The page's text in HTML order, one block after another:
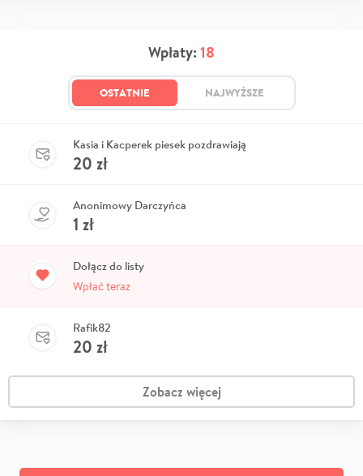
Wpłaty: 18
OSTATNIE NAJWYŻSZE
Kasia i Kacperek piesek pozdrawiają
20 zł
Anonimowy Darczyńca
1 zł
Dołącz do listy
Wpłać teraz
Rafik82
20 zł
Zobacz więcej